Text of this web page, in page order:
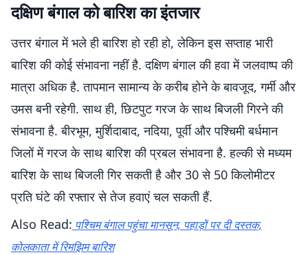
दक्षिण बंगाल को बारिश का इंतजार
उत्तर बंगाल में भले ही बारिश हो रही हो, लेकिन इस सप्ताह भारी
बारिश की कोई संभावना नहीं है. दक्षिण बंगाल की हवा में जलवाष्प की
मात्रा अधिक है. तापमान सामान्य के करीब होने के बावजूद, गर्मी और
उमस बनी रहेगी. साथ ही, छिटपुट गरज के साथ बिजली गिरने की
संभावना है. बीरभूम, मुर्शिदाबाद, नदिया, पूर्वी और पश्चिमी बर्धमान
जिलों में गरज के साथ बारिश की प्रबल संभावना है. हल्की से मध्यम
बारिश के साथ बिजली गिर सकती है और 30 से 50 किलोमीटर
प्रति घंटे की रफ्तार से तेज हवाएं चल सकती हैं.
Also Read: पश्चिम बंगाल पहुंचा मानसून, पहाड़ों पर दी दस्तक,
कोलकाता में रिमझिम बारिश